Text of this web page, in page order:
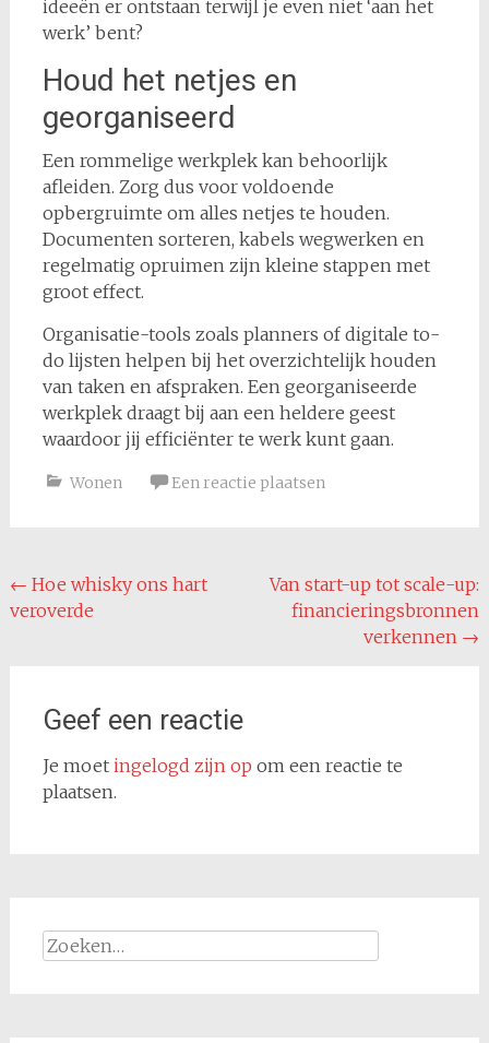
ideeën er ontstaan terwijl je even niet ‘aan het
werk’ bent?
Houd het netjes en
georganiseerd
Een rommelige werkplek kan behoorlijk
afleiden. Zorg dus voor voldoende
opbergruimte om alles netjes te houden.
Documenten sorteren, kabels wegwerken en
regelmatig opruimen zijn kleine stappen met
groot effect.
Organisatie-tools zoals planners of digitale to-
do lijsten helpen bij het overzichtelijk houden
van taken en afspraken. Een georganiseerde
werkplek draagt bij aan een heldere geest
waardoor jij efficiënter te werk kunt gaan.
Wonen Een reactie plaatsen
Bericht
navigatie
← Hoe whisky ons hart
veroverde
Van start-up tot scale-up:
financieringsbronnen
verkennen →
Geef een reactie
Je moet ingelogd zijn op om een reactie te
plaatsen.
Zoeken